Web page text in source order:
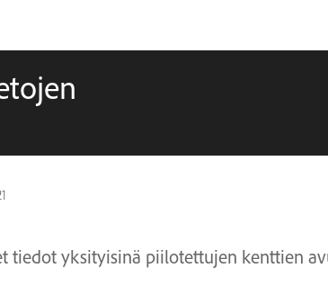
tiedot yksityisinä piilotettujen kenttien